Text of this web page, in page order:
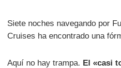
Siete noches navegando por
Cruises ha encontrado una
Aquí no hay trampa. El «casi